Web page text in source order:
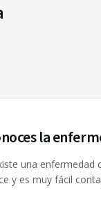
la
una enfermedad
y es muy fácil